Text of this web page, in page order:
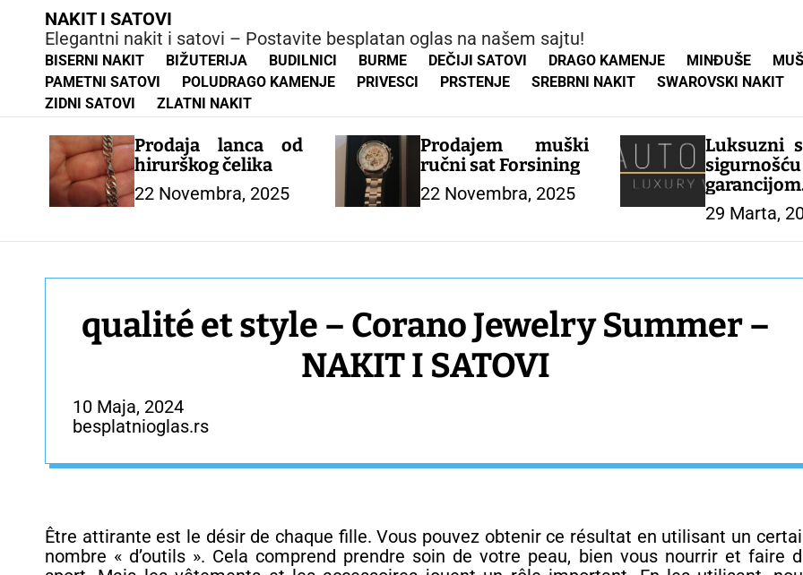
NAKIT I SATOVI
Elegantni nakit i satovi – Postavite besplatan oglas na našem sajtu!
BISERNI NAKIT BIŽUTERIJA BUDILNICI BURME DEČIJI SATOVI DRAGO KAMENJE MINĐUŠE
PAMETNI SATOVI
POLUDRAGO KAMENJE PRIVESCI PRSTENJE SREBRNI NAKIT SWAROVSKI NAKIT
ZIDNI SATOVI
ZLATNI NAKIT
Prodaja lanca od
hirurškog čelika
22 Novembra, 2025
Prodajem muški
ručni sat Forsining
22 Novembra, 2025
Luksuzni
Beograd
29 Marta,
qualité et style – Corano Jewelry Summer –
NAKIT I SATOVI
10 Maja, 2024
besplatnioglas.rs
Être attirante est le désir de chaque fille. Vous pouvez obtenir ce résultat en utilisant un
nombre « d’outils ». Cela comprend prendre soin de votre peau, bien vous nourrir et faire